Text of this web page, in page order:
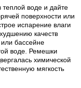
воде и дайте
поверхности или
испарение влаги
качеств
бассейне
воде. Ремешки
химической
мягкость